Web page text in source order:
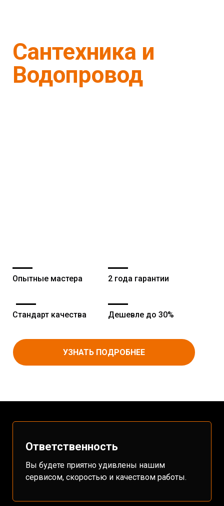
2 года гарантии
УЗНАТЬ ПОДРОБНЕЕ
Стандарт качества Дешевле до 30%
Опытные мастера
Сантехника и
Водопровод
Ответственность
Вы будете приятно удивлены нашим
сервисом, скоростью и качеством работы.